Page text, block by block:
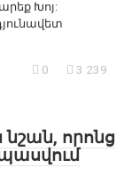
Խոյ:
0 3 239
որոնց